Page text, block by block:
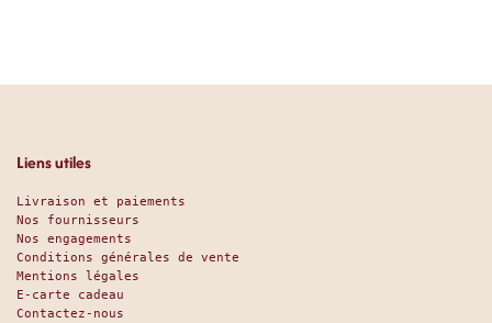
Liens utiles
Livraison et paiements
Nos fournisseurs
Nos engagements
Conditions générales de vente
Mentions légales
E-carte cadeau
Contactez-nous